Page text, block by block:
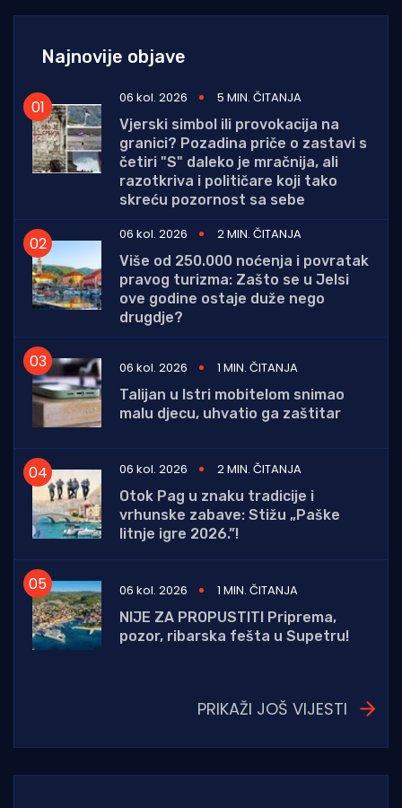
Najnovije objave
06 kol. 2026
5 MIN. ČITANJA
Vjerski simbol ili provokacija na
granici? Pozadina priče o zastavi s
četiri "S" daleko je mračnija, ali
razotkriva i političare koji tako
skreću pozornost sa sebe
06 kol. 2026
2 MIN. ČITANJA
Više od 250.000 noćenja i povratak
pravog turizma: Zašto se u Jelsi
ove godine ostaje duže nego
drugdje?
06 kol. 2026
1 MIN. ČITANJA
Talijan u Istri mobitelom snimao
malu djecu, uhvatio ga zaštitar
06 kol. 2026
2 MIN. ČITANJA
Otok Pag u znaku tradicije i
vrhunske zabave: Stižu „Paške
litnje igre 2026.”!
06 kol. 2026
1 MIN. ČITANJA
NIJE ZA PROPUSTITI Priprema,
pozor, ribarska fešta u Supetru!
PRIKAŽI JOŠ VIJESTI